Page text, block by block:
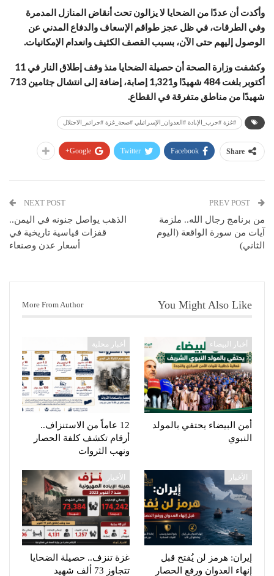
وأكدت أن عددًا من الضحايا لا يزالون تحت أنقاض المنازل المدمرة
وفي الطرقات، في ظل عجز طواقم الإسعاف والدفاع المدني عن
الوصول إليهم حتى الآن، بسبب القصف الكثيف وانعدام الإمكانيات.
وكشفت وزارة الصحة أن حصيلة الضحايا منذ وقف إطلاق النار في 11
أكتوبر بلغت 484 شهيدًا و1,321 إصابة، إضافة إلى انتشال جثامين 713
شهيدًا من مناطق متفرقة في القطاع.
#غزة #حرب_الإبادة #العدوان_الإسرائيلي #صحة_غزة #جرائم_الاحتلال
Share
Facebook
Twitter
Google+
من برنامج رجال الله.. ملزمة
آيات من سورة الواقعة (اليوم
الثاني)
NEXT POST
الذهب يواصل جنونه في اليمن..
قفزات قياسية تاريخية في
أسعار عدن وصنعاء
You Might Also Like
More From Author
أخبار البيضاء
أمن البيضاء يحتفي بالمولد
النبوي
أخبار محلية
12 عاماً من الاستنزاف..
أرقام تكشف كلفة الحصار
ونهب الثروات
الأخبار
إيران: هرمز لن يُفتح قبل
إنهاء العدوان ورفع الحصار
الأخبار
غزة تنزف.. حصيلة الضحايا
تتجاوز 73 ألف شهيد